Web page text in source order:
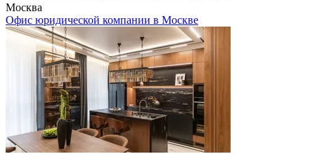
Москва
Офис юридической компании в Москве